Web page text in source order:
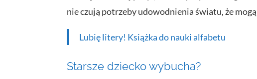
nie czują potrzeby udowodnienia światu, że
Lubię litery! Książka do nauki alfabetu
Starsze dziecko wybucha?